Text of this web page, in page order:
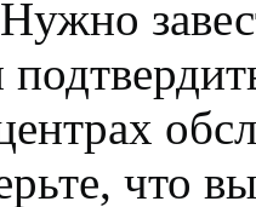
что